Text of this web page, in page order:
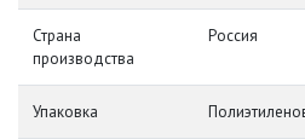
Страна
производства
Россия
Упаковка